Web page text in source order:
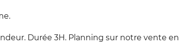
Durée 3H. Planning sur notre vente en